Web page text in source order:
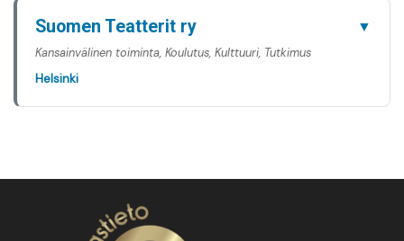
Suomen Teatterit ry ▼
Kansainvälinen toiminta, Koulutus, Kulttuuri, Tutkimus
Helsinki